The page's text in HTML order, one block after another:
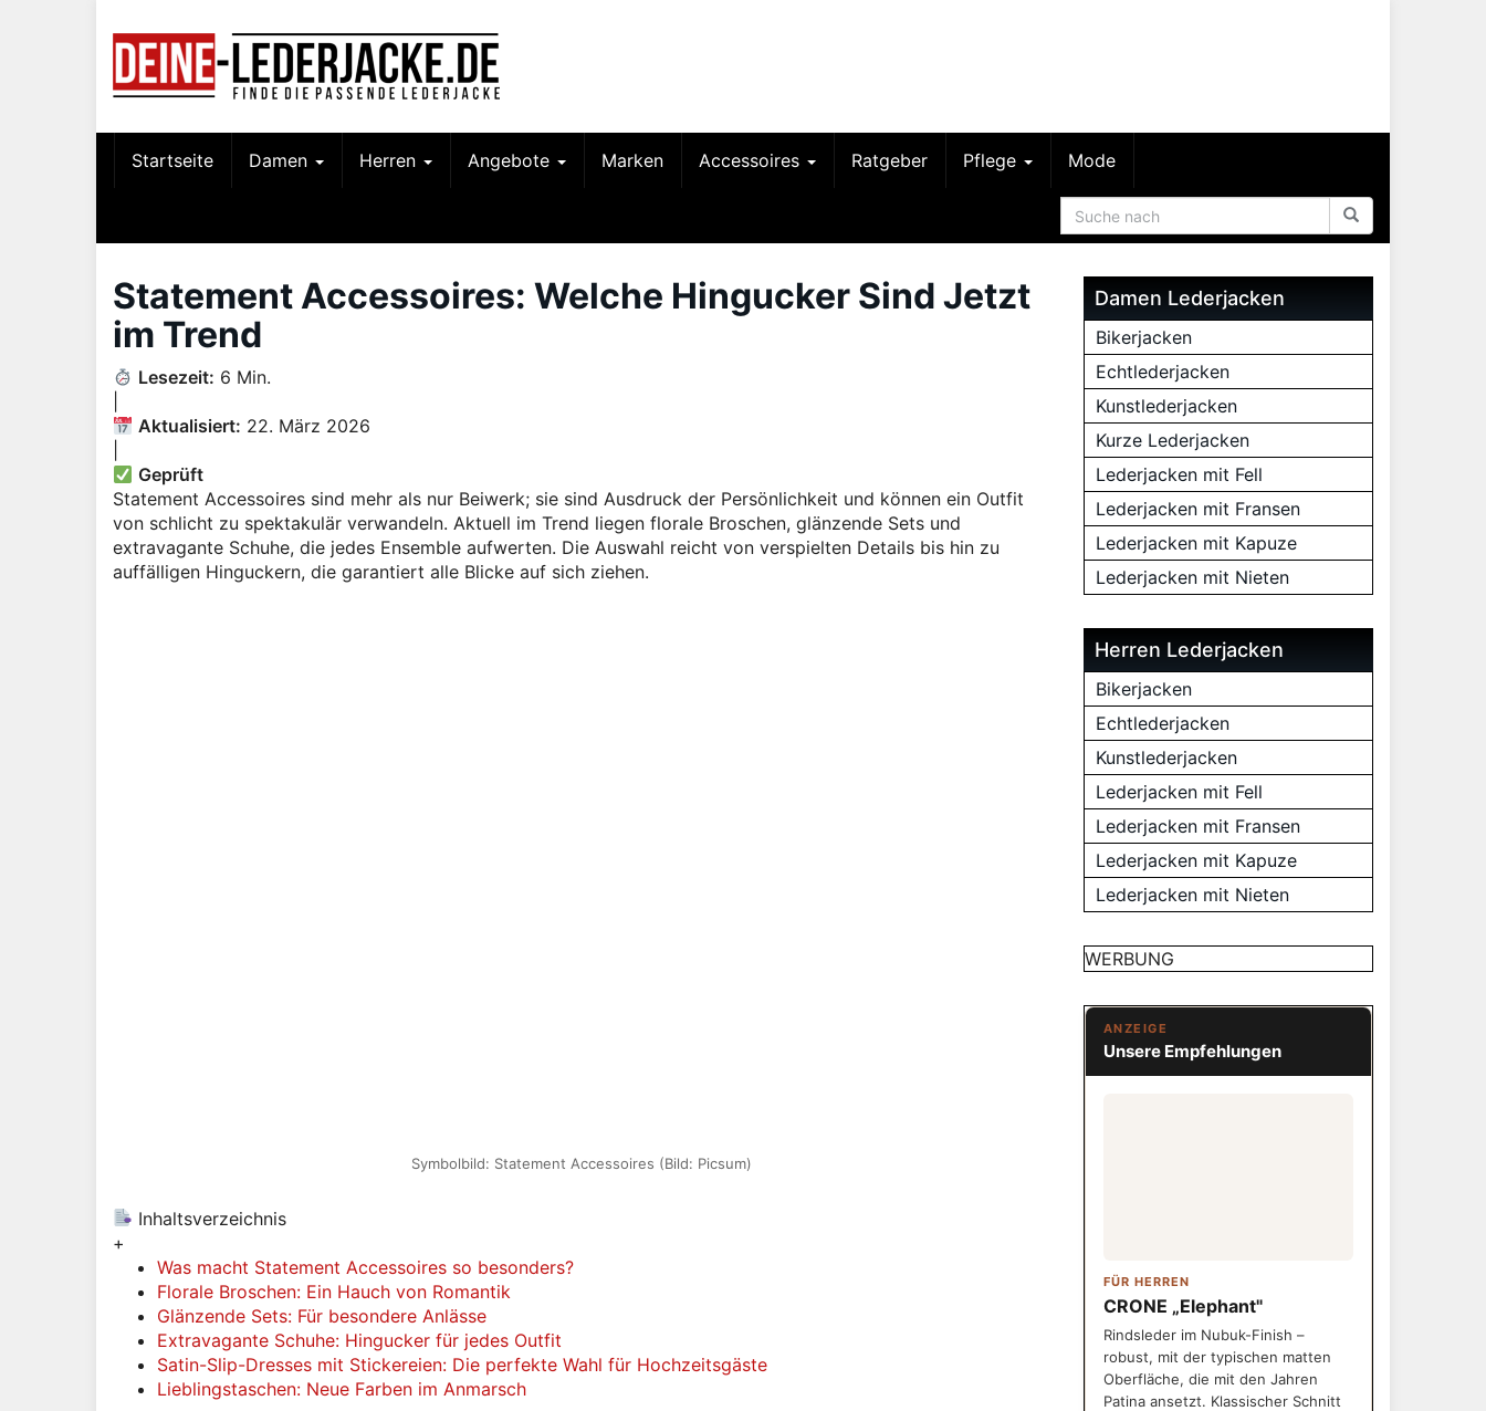
Startseite Damen Herren Angebote Marken Accessoires Ratgeber Pflege Mode
Statement Accessoires: Welche Hingucker Sind Jetzt
im Trend
Lesezeit: 6 Min.
Aktualisiert: 22. März 2026
Geprüft
Statement Accessoires sind mehr als nur Beiwerk; sie sind Ausdruck der Persönlichkeit und können ein Outfit
von schlicht zu spektakulär verwandeln. Aktuell im Trend liegen florale Broschen, glänzende Sets und
extravagante Schuhe, die jedes Ensemble aufwerten. Die Auswahl reicht von verspielten Details bis hin zu
auffälligen Hinguckern, die garantiert alle Blicke auf sich ziehen.
Symbolbild: Statement Accessoires (Bild: Picsum)
Inhaltsverzeichnis
+
Was macht Statement Accessoires so besonders?
Florale Broschen: Ein Hauch von Romantik
Glänzende Sets: Für besondere Anlässe
Extravagante Schuhe: Hingucker für jedes Outfit
Satin-Slip-Dresses mit Stickereien: Die perfekte Wahl für Hochzeitsgäste
Lieblingstaschen: Neue Farben im Anmarsch
Damen Lederjacken
Bikerjacken
Echtlederjacken
Kunstlederjacken
Kurze Lederjacken
Lederjacken mit Fell
Lederjacken mit Fransen
Lederjacken mit Kapuze
Lederjacken mit Nieten
Herren Lederjacken
Bikerjacken
Echtlederjacken
Kunstlederjacken
Lederjacken mit Fell
Lederjacken mit Fransen
Lederjacken mit Kapuze
Lederjacken mit Nieten
WERBUNG
ANZEIGE
Unsere Empfehlungen
FÜR HERREN
CRONE „Elephant"
Rindsleder im Nubuk-Finish –
robust, mit der typischen matten
Oberfläche, die mit den Jahren
Patina ansetzt. Klassischer Schnitt